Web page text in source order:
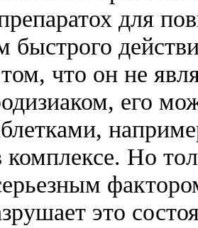
для
быстрого
что он не
его
Но
это